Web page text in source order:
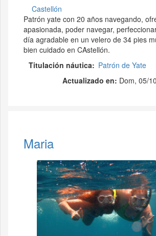
Castellón
Patrón yate con 20 años navegando,
apasionada, poder navegar,
día agradable en un velero de 34 pies
bien cuidado en CAstellón.
Titulación náutica
Patrón de Yate
Actualizado en: Dom, 05/
Maria